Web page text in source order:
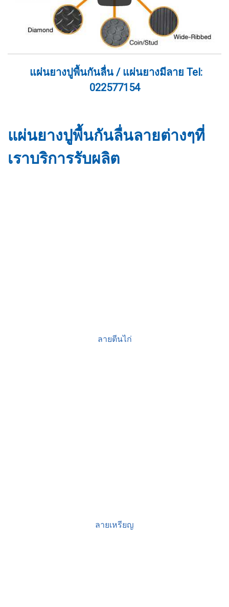
แผ่นยางปูพื้นกันลื่น / แผ่นยางมีลาย Tel:
022577154
แผ่นยางปูพื้นกันลื่นลายต่างๆที่
เราบริการรับผลิต
ลายตีนไก่
ลายเหรียญ